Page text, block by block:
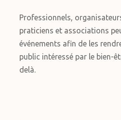
Professionnels,
praticiens et associations
événements afin de les
public intéressé par le bien-
delà.